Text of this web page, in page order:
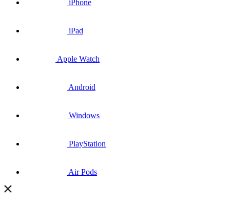
iPhone
iPad
Apple Watch
Android
Windows
PlayStation
Air Pods